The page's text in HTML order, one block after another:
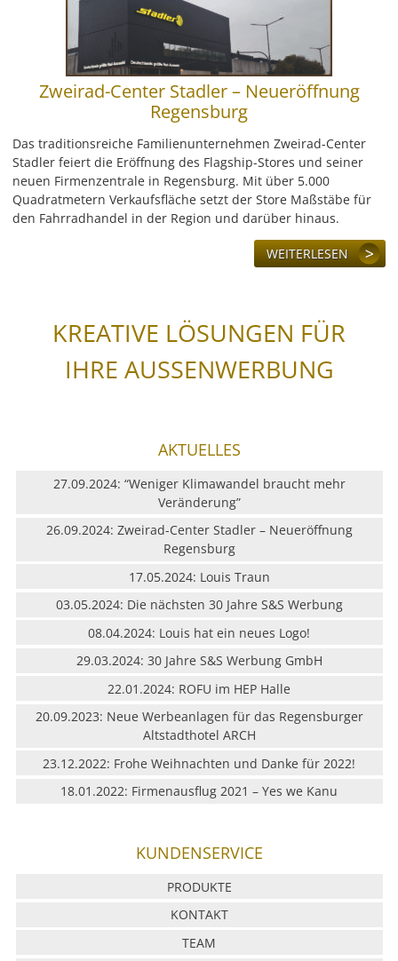
Zweirad-Center Stadler – Neueröffnung
Regensburg
Das traditionsreiche Familienunternehmen Zweirad-Center
Stadler feiert die Eröffnung des Flagship-Stores und seiner
neuen Firmenzentrale in Regensburg. Mit über 5.000
Quadratmetern Verkaufsfläche setzt der Store Maßstäbe für
den Fahrradhandel in der Region und darüber hinaus.
WEITERLESEN
KREATIVE LÖSUNGEN FÜR
IHRE AUSSENWERBUNG
AKTUELLES
27.09.2024: “Weniger Klimawandel braucht mehr
Veränderung”
26.09.2024: Zweirad-Center Stadler – Neueröffnung
Regensburg
17.05.2024: Louis Traun
03.05.2024: Die nächsten 30 Jahre S&S Werbung
08.04.2024: Louis hat ein neues Logo!
29.03.2024: 30 Jahre S&S Werbung GmbH
22.01.2024: ROFU im HEP Halle
20.09.2023: Neue Werbeanlagen für das Regensburger
Altstadthotel ARCH
23.12.2022: Frohe Weihnachten und Danke für 2022!
18.01.2022: Firmenausflug 2021 – Yes we Kanu
KUNDENSERVICE
PRODUKTE
KONTAKT
TEAM